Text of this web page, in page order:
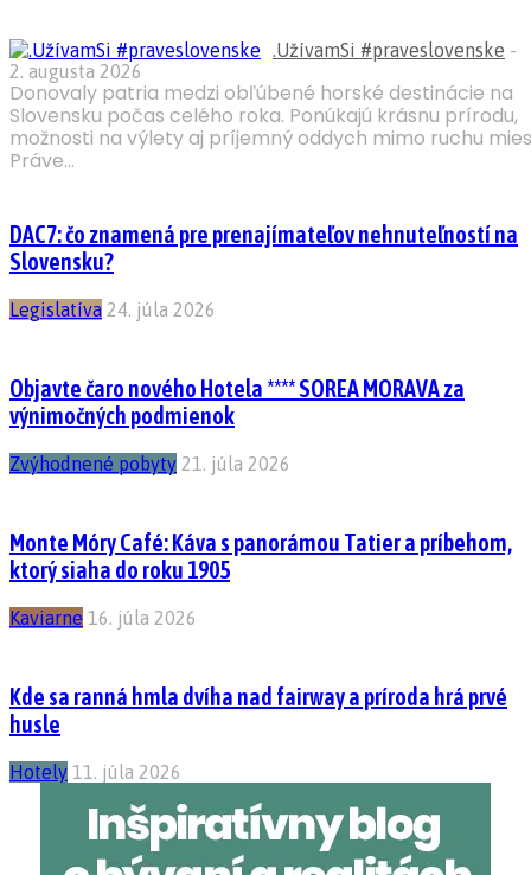
.UžívamSi #praveslovenske -
2. augusta 2026
Donovaly patria medzi obľúbené horské destinácie na
Slovensku počas celého roka. Ponúkajú krásnu prírodu,
možnosti na výlety aj príjemný oddych mimo ruchu
Práve...
DAC7: čo znamená pre prenajímateľov nehnuteľností na
Slovensku?
Legislatíva 24. júla 2026
Objavte čaro nového Hotela **** SOREA MORAVA za
výnimočných podmienok
Zvýhodnené pobyty 21. júla 2026
Monte Móry Café: Káva s panorámou Tatier a príbehom,
ktorý siaha do roku 1905
Kaviarne 16. júla 2026
Kde sa ranná hmla dvíha nad fairway a príroda hrá prvé
husle
Hotely 11. júla 2026